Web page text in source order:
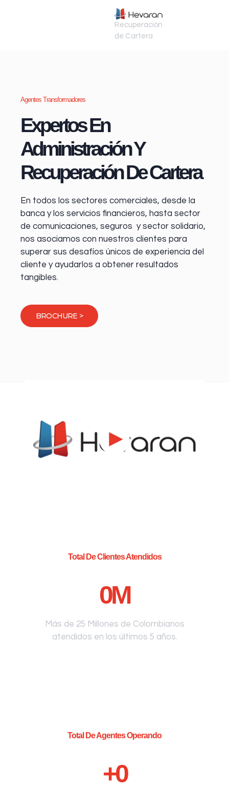
Recuperación
de Cartera
Agentes Transformadores
Expertos En
Administración Y
Recuperación De Cartera
En todos los sectores comerciales, desde la
banca y los servicios financieros, hasta sector
de comunicaciones, seguros y sector solidario,
nos asociamos con nuestros clientes para
superar sus desafíos únicos de experiencia del
cliente y ayudarlos a obtener resultados
tangibles.
BROCHURE >
Total De Clientes Atendidos
0M
Más de 25 Millones de Colombianos
atendidos en los últimos 5 años.
Total De Agentes Operando
+0